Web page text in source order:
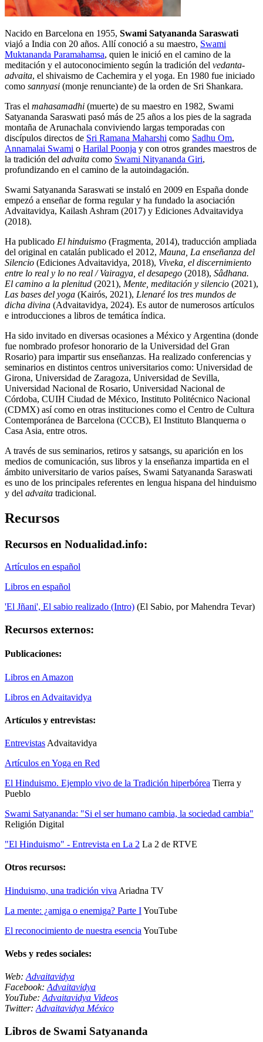
Nacido en Barcelona en 1955, Swami Satyananda Saraswati​
viajó a India con 20 años. Allí conoció a su maestro, Swami
Muktananda Paramahamsa, quien le inició en el camino de la
meditación y el autoconocimiento según la tradición del vedanta-
advaita, el shivaismo de Cachemira y el yoga. En 1980 fue iniciado
como sannyasi (monje renunciante) de la orden de Sri Shankara.
Tras el mahasamadhi (muerte) de su maestro en 1982, Swami
Satyananda Saraswati​ pasó más de 25 años a los pies de la sagrada
montaña de Arunachala conviviendo largas temporadas con
discípulos directos de Sri Ramana Maharshi como Sadhu Om,
Annamalai Swami o Harilal Poonja y con otros grandes maestros de
la tradición del advaita como Swami Nityananda Giri,
profundizando en el camino de la autoindagación.
Swami Satyananda Saraswati se instaló en 2009 en España donde
empezó a enseñar de forma regular y ha fundado la asociación
Advaitavidya, Kailash Ashram (2017) y Ediciones Advaitavidya
(2018).
Ha publicado El hinduismo (Fragmenta, 2014), traducción ampliada
del original en catalán publicado el 2012, Mauna, La enseñanza del
Silencio (Ediciones Advaitavidya, 2018), Viveka, el discernimiento
entre lo real y lo no real / Vairagya, el desapego (2018), Sâdhana.
El camino a la plenitud (2021), Mente, meditación y silencio (2021),
Las bases del yoga (Kairós, 2021), Llenaré los tres mundos de
dicha divina (Advaitavidya, 2024). Es autor de numerosos artículos
e introducciones a libros de temática índica.
Ha sido invitado en diversas ocasiones a México y Argentina (donde
fue nombrado profesor honorario de la Universidad del Gran
Rosario) para impartir sus enseñanzas. Ha realizado conferencias y
seminarios en distintos centros universitarios como: Universidad de
Girona, Universidad de Zaragoza, Universidad de Sevilla,
Universidad Nacional de Rosario, Universidad Nacional de
Córdoba, CUIH Ciudad de México, Instituto Politécnico Nacional
(CDMX) así como en otras instituciones como el Centro de Cultura
Contemporánea de Barcelona (CCCB), El Instituto Blanquerna o
Casa Asia, entre otros.
A través de sus seminarios, retiros y satsangs, su aparición en los
medios de comunicación, sus libros y la enseñanza impartida en el
ámbito universitario de varios países, Swami Satyananda Saraswati
es uno de los principales referentes en lengua hispana del hinduismo
y del advaita tradicional.
Recursos
Recursos en Nodualidad.info:
Artículos en español
Libros en español
'El Jñani', El sabio realizado (Intro) (El Sabio, por Mahendra Tevar)
Recursos externos:
Publicaciones:
Libros en Amazon
Libros en Advaitavidya
Artículos y entrevistas:
Entrevistas Advaitavidya
Artículos en Yoga en Red
El Hinduismo. Ejemplo vivo de la Tradición hiperbórea Tierra y
Pueblo
Swami Satyananda: "Si el ser humano cambia, la sociedad cambia"
Religión Digital
"El Hinduismo" - Entrevista en La 2 La 2 de RTVE
Otros recursos:
Hinduismo, una tradición viva Ariadna TV
La mente: ¿amiga o enemiga? Parte IYouTube
El reconocimiento de nuestra esencia YouTube
Webs y redes sociales:
Web: Advaitavidya
Facebook: Advaitavidya
YouTube: Advaitavidya Videos
Twitter: Advaitavidya México
Libros de Swami Satyananda